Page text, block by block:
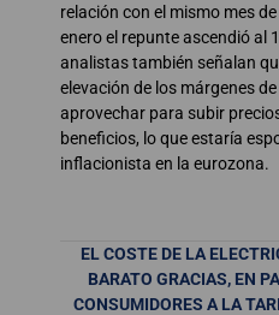
relación con el mismo mes
enero el repunte ascendió al
analistas también señalan
elevación de los márgenes
aprovechar para subir
beneficios, lo que estaría
inflacionista en la eurozona.
EL COSTE DE LA
BARATO GRACIAS, EN
CONSUMIDORES A LA